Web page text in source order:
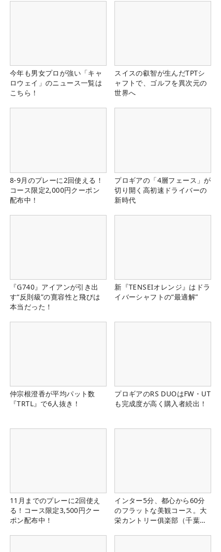
今年も男女プロが強い「キャ
ロウェイ」のニュース一覧は
こちら！
スイスの叡智が生んだTPTシ
ャフトで、ゴルフを異次元の
世界へ
8-9月のプレーに2回使える！
コース限定2,000円クーポン
配布中！
プロギアの「4層フェース」が
切り開く高初速ドライバーの
新時代
『G740』アイアンが引き出
す“反則級”の寛容性と飛びは
本当だった！
新『TENSEIオレンジ』はドラ
イバーシャフトの“最適解”
仲宗根澄香が平均パット数
『TRTL』で6人抜き！
プロギアのRS DUOはFW・UT
も完成度が高く購入者続出！
11月までのプレーに2回使え
る！コース限定3,500円クー
ポン配布中！
インター5分、都心から60分
のフラットな美観コース。大
栄カントリー俱楽部（千葉